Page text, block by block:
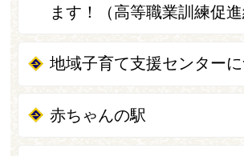
ます！（高等職業訓練促進
地域子育て支援センター
赤ちゃんの駅